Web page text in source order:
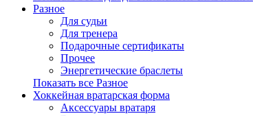
Разное
Для судьи
Для тренера
Подарочные сертификаты
Прочее
Энергетические браслеты
Показать все Разное
Хоккейная вратарская форма
Аксессуары вратаря